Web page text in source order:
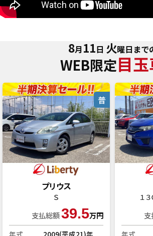
8月11日 火曜日まで
WEB限定目
普
プリウス
Ｓ
支払総額39.5万円
１